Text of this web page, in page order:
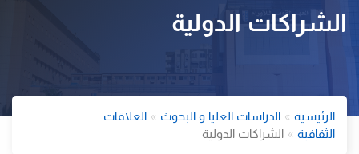
الشراكات الدولية
الرئيسية الدراسات العليا و البحوث
العلاقات
الثقافية
الشراكات الدولية